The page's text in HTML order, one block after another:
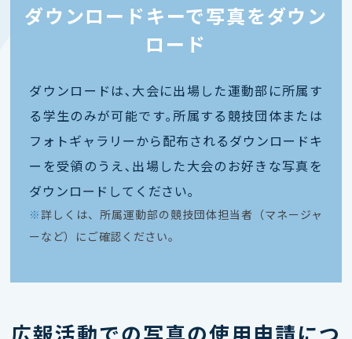
ダウンロードキーで写真をダウン
ロード
ダウンロードは､大会に出場した運動部に所属す
る学生のみが可能です｡所属する競技団体または
フォトギャラリーから配布されるダウンロードキ
ーを受領のうえ､出場した大会のお好きな写真を
ダウンロードしてください｡
※ 詳しくは、所属運動部の競技団体担当者（マネージャ
ーなど）にご確認ください。
広報活動での写真の使用申請につ